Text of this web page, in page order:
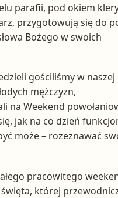
parafii, pod okiem
przygotowują się do
Bożego w swoich
gościliśmy w naszej
mężczyzn,
na Weekend
jak na co dzień
może – rozeznawać
pracowitego
której